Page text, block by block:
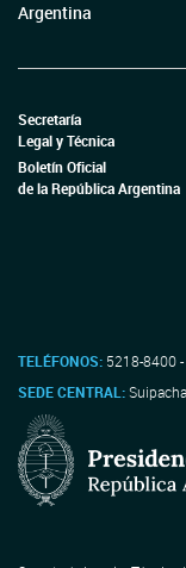
Argentina
Secretaría
Legal y Técnica
Boletín Oficial
de la República Argentina
TELÉFONOS: 5218-8400
SEDE CENTRAL: